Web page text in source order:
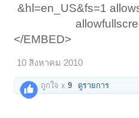
&hl=en_US&fs=1
</EMBED>
10 สิงหาคม 2010
ถูกใจ x9 ดูรายการ